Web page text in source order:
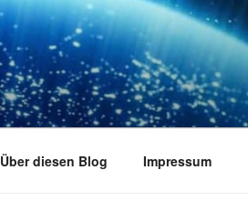
Über diesen Blog Impressum